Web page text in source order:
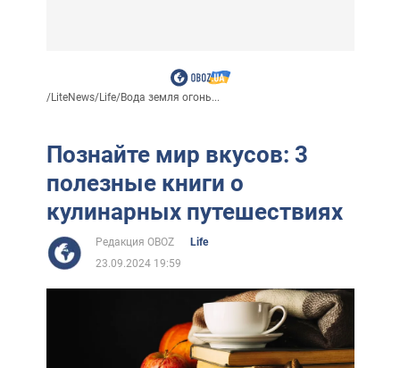
/LiteNews/Life/Вода земля огонь...
Познайте мир вкусов: 3
полезные книги о
кулинарных путешествиях
Редакция OBOZ
Life
23.09.2024 19:59